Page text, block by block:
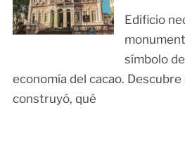
Edificio
símbolo
economía del cacao. Descubre
construyó, qué